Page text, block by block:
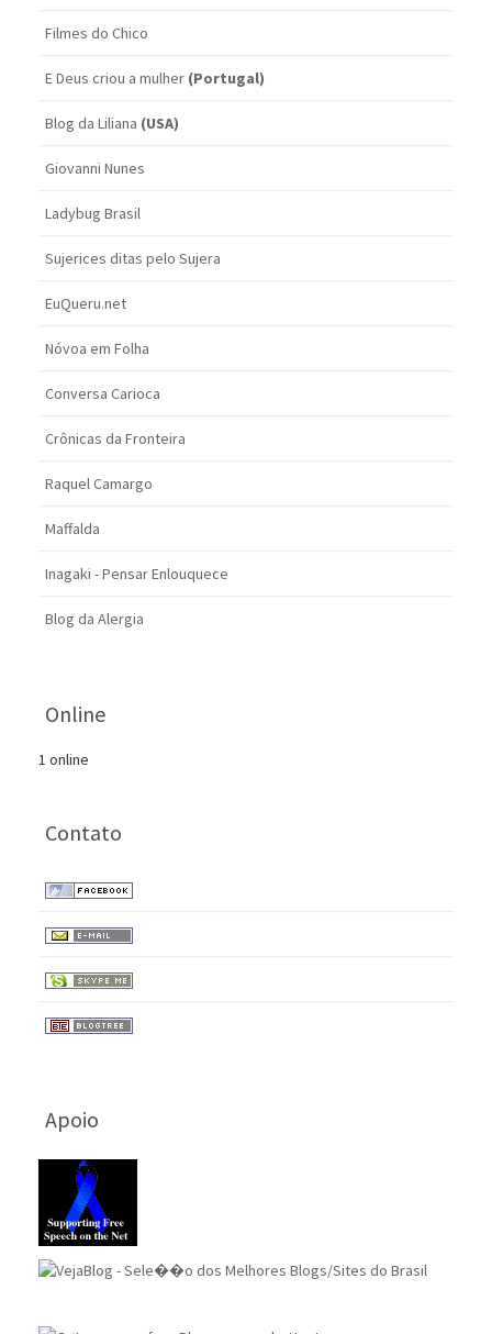
Filmes do Chico
E Deus criou a mulher (Portugal)
Blog da Liliana (USA)
Giovanni Nunes
Ladybug Brasil
Sujerices ditas pelo Sujera
EuQueru.net
Nóvoa em Folha
Conversa Carioca
Crônicas da Fronteira
Raquel Camargo
Maffalda
Inagaki - Pensar Enlouquece
Blog da Alergia
Online
1 online
Contato
Apoio